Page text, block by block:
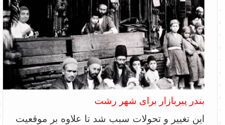
بندر پیربازار برای شهر رشت
این تغییر و تحولات سبب شد تا علاوه بر موقعیت